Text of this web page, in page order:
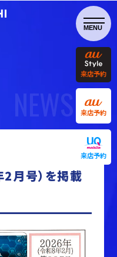
来店予約
来店予約
来店予約
NEWS
月号）を掲載